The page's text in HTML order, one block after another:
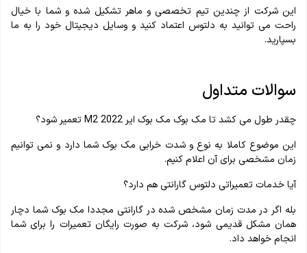
این شرکت از چندین تیم تخصصی و ماهر تشکیل شده و شما با خیال
راحت می توانید به دلتوس اعتماد کنید و وسایل دیجیتال خود را به ما
بسپارید.
سوالات متداول
چقدر طول می کشد تا مک بوک مک بوک ایر M2 2022 تعمیر شود؟
این موضوع کاملا به نوع و شدت خرابی مک بوک شما دارد و نمی توانیم
زمان مشخصی برای آن اعلام کنیم.
آیا خدمات تعمیراتی دلتوس گارانتی هم دارد؟
بله اگر در مدت زمان مشخص شده در گارانتی مجددا مک بوک شما دچار
همان مشکل قدیمی شود، شرکت به صورت رایگان تعمیرات را برای شما
انجام خواهد داد.